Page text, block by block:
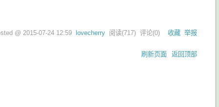
@ 2015-07-24 12:59 lovecherry 阅读(717) 评论(0) 收藏 举报
刷新页面 返回顶部